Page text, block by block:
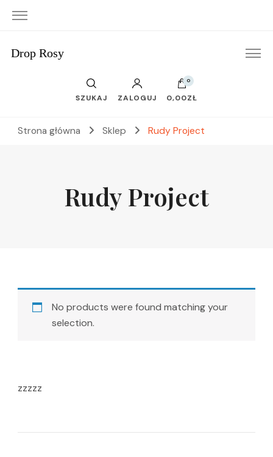
Drop Rosy
SZUKAJ ZALOGUJ
0
0,00ZŁ
Strona główna Sklep Rudy Project
Rudy Project
No products were found matching your
selection.
zzzzz